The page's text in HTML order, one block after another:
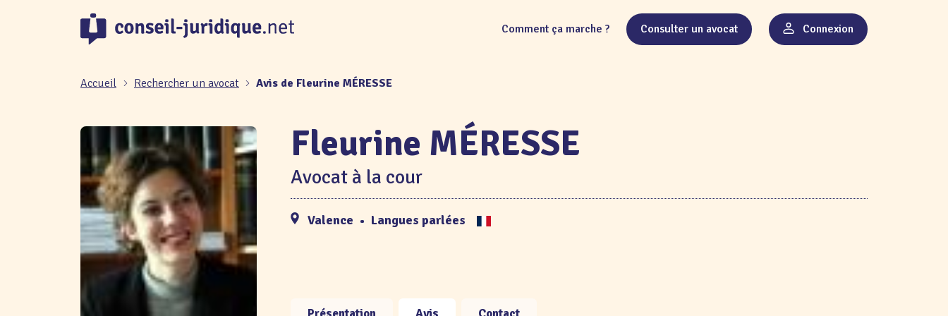
Comment ça marche ? Consulter un avocat Connexion
Accueil Rechercher un avocat Avis de Fleurine MÉRESSE
Fleurine MÉRESSE
Avocat à la cour
Valence • Langues parlées